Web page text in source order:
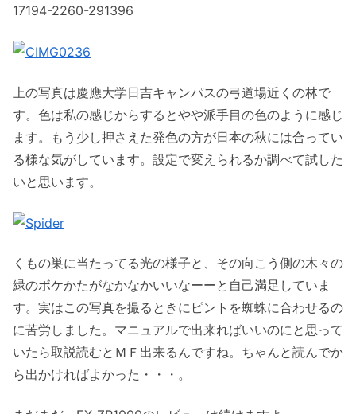
17194-2260-291396
上の写真は慶應大学日吉キャンパスの弓道場近くの林で
す。色は私の感じからするとやや派手目の色のように感じ
ます。もう少し押さえた発色の方が日本の秋には合ってい
る様な気がしています。設定で変えられるか調べて試した
いと思います。
くもの巣に当たってる光の様子と、その向こう側の木々の
緑のボケかたがなかなかいいなーーと自己満足していま
す。実はこの写真を撮るときにピントを蜘蛛に合わせるの
に苦労しました。マニュアルで出来ればいいのにと思って
いたら取説読むとＭＦ出来るんですね。ちゃんと読んでか
ら出かければよかった・・・。